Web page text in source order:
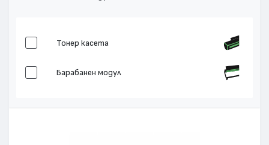
Тонер касета
Барабанен модул